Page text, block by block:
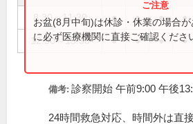
8:30～11:30 ● ● ● ●
12:30～15:30 ● ● ● ●
お盆(8月中旬)は休診・休業の場合
に必ず医療機関に直接ご確認くださ
備考: 診察開始 午前9:00 午後
24時間救急対応、時間外は直